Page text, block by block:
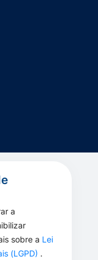
a
sobre a Lei
(LGPD) .